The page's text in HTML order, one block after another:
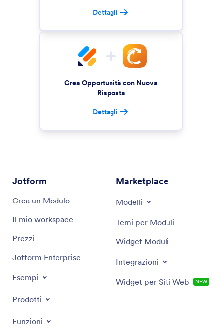
Dettagli
Crea Opportunità con Nuova
Risposta
Dettagli
Jotform
Crea un Modulo
Il mio workspace
Prezzi
Jotform Enterprise
Esempi
Prodotti
Funzioni
Marketplace
Modelli
Temi per Moduli
Widget Moduli
Integrazioni
Widget per Siti Web NEW